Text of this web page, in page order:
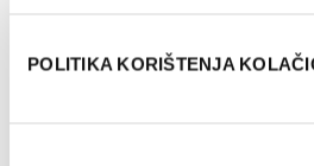
POLITIKA KORIŠTENJA
Ni vatreni crv ne napada –